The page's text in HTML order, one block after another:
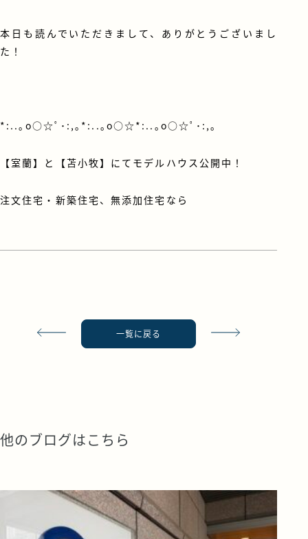
本日も読んでいただきまして、ありがとうございまし
た！
*:..｡o○☆ﾟ･:,｡*:..｡o○☆*:..｡o○☆ﾟ･:,｡
【室蘭】と【苫小牧】にてモデルハウス公開中！
注文住宅・新築住宅、無添加住宅なら
一覧に戻る
他のブログはこちら